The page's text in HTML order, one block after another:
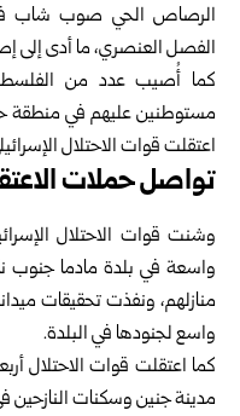
الرصاص ‏الحي صوب شاب
الفصل العنصري، ‏ما أدى إلى
كما أُصيب عدد من
‏مستوطنين عليهم في منطقة
‏اعتقلت قوات الاحتلال
تواصل حملات
وشنت قوات الاحتلال
منازلهم، ‏ونفذت تحقيقات
واسع لجنودها ‏في البلدة.‏
كما اعتقلت قوات الاحتلال
مدينة ‏جنين وسكنات النازحين